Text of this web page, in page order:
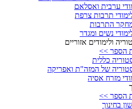
ערבית ואסלאם
תרבות צרפת
התרבות
נשים ומגדר
ולימודים אזוריים
הספר >>
כללית
של המזה"ת ואפריקה
מזרח אסיה
הספר >>
בחינוך